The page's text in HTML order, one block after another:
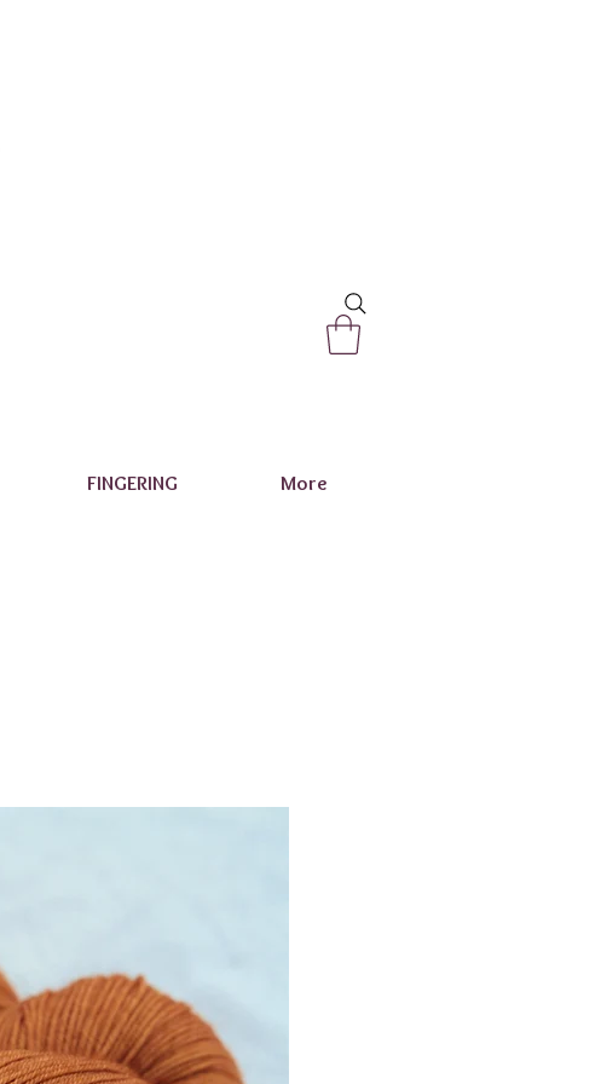
FINGERING More